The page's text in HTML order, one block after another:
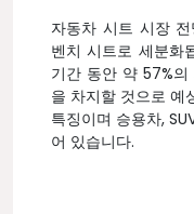
자동차 시트 시장
벤치 시트로 세분화
기간 동안 약 57%
을 차지할 것으로 예
특징이며 승용차,
어 있습니다.